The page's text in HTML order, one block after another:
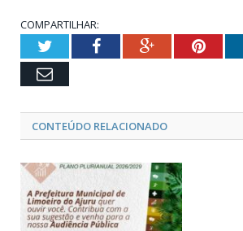
COMPARTILHAR:
TwitterFacebookGoogle+
Email
CONTEÚDO RELACIONADO